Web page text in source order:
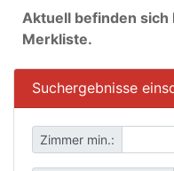
Aktuell befinden
Merkliste.
Suchergebnisse
Zimmer min.: